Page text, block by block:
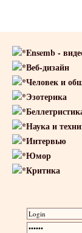
Ensemb -
Веб-дизайн
Человек и
Эзотерика
Наука и
Интервью
Юмор
Критика